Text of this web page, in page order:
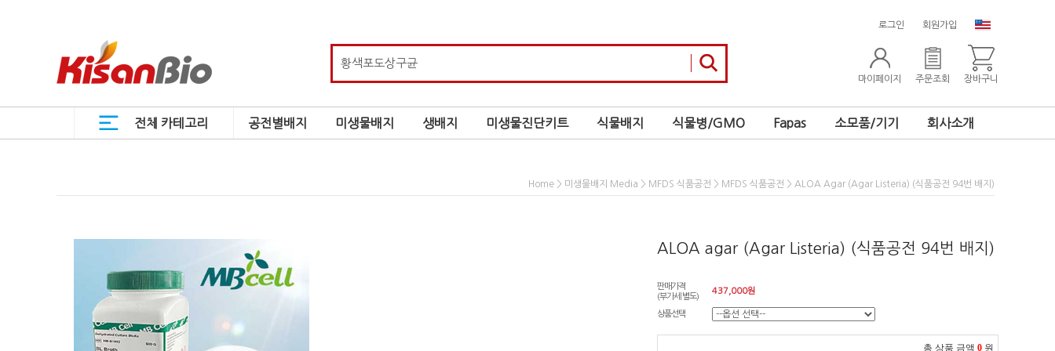
로그인 회원가입
마이페이지 주문조회 장바구니
전체 카테고리 공전별배지 미생물배지 생배지 미생물진단키트 식물배지 식물병/GMO Fapas 소모품/기기 회사소개
Home > 미생물배지 Media > MFDS 식품공전 > MFDS 식품공전 > ALOA Agar (Agar Listeria) (식품공전 94번 배지)
ALOA agar (Agar Listeria) (식품공전 94번 배지)
판매가격
(부가세 별도)
437,000원
상품선택
총 상품 금액 0 원